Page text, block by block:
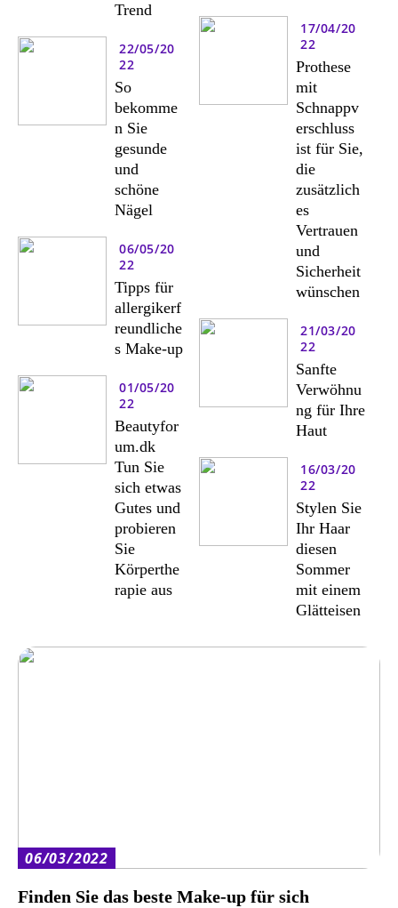
Trend
22/05/20
22
So
bekomme
n Sie
gesunde
und
schöne
Nägel
06/05/20
22
Tipps für
allergikerf
reundliche
s Make-up
01/05/20
22
Beautyfor
um.dk
Tun Sie
sich etwas
Gutes und
probieren
Sie
Körperthe
rapie aus
17/04/20
22
Prothese
mit
Schnappv
erschluss
ist für Sie,
die
zusätzlich
es
Vertrauen
und
Sicherheit
wünschen
21/03/20
22
Sanfte
Verwöhnu
ng für Ihre
Haut
16/03/20
22
Stylen Sie
Ihr Haar
diesen
Sommer
mit einem
Glätteisen
06/03/2022
Finden Sie das beste Make-up für sich